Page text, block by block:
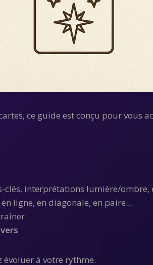
ce guide est conçu pour vous
clés, interprétations lumière/ombre,
ligne, en diagonale, en paire…
à votre rythme.